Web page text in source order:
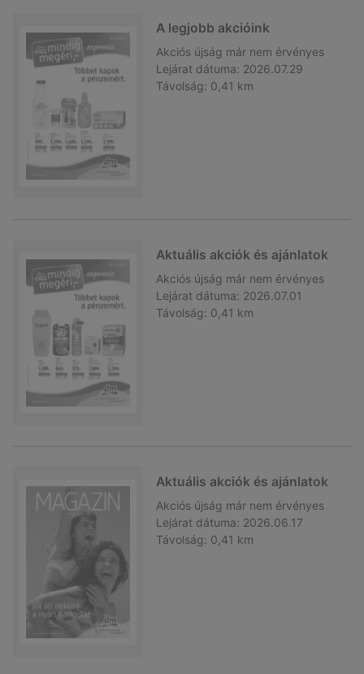
A legjobb akcióink
Akciós újság már nem érvényes
Lejárat dátuma: 2026.07.29
Távolság: 0,41 km
Aktuális akciók és ajánlatok
Akciós újság már nem érvényes
Lejárat dátuma: 2026.07.01
Távolság: 0,41 km
Aktuális akciók és ajánlatok
Akciós újság már nem érvényes
Lejárat dátuma: 2026.06.17
Távolság: 0,41 km